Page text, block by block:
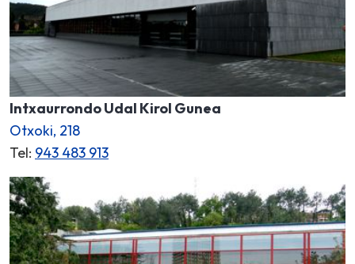
Intxaurrondo Udal Kirol Gunea
Otxoki, 218
Tel: 943 483 913